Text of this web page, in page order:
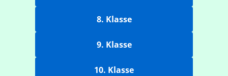
8. Klasse
9. Klasse
10. Klasse